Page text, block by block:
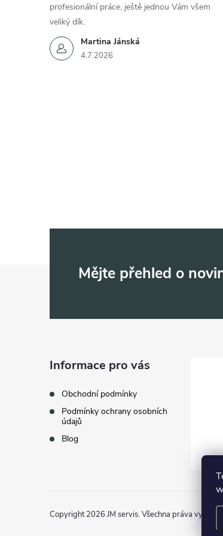
Martina Jánská
4.7.2026
profesionální práce, ještě jednou Vám všem
veliký dík.
Mějte přehled o
Informace pro vás
Obchodní podmínky
Podmínky ochrany osobních
údajů
Blog
Copyright 2026 JM servis. Všechna práva